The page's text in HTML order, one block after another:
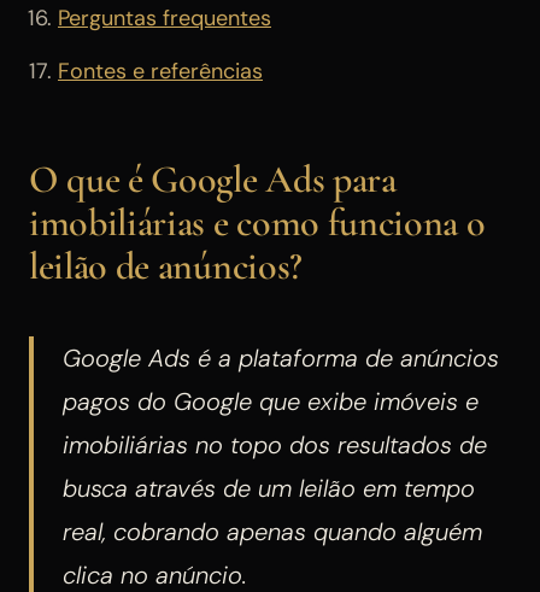
Perguntas frequentes
Fontes e referências
O que é Google Ads para
imobiliárias e como funciona o
leilão de anúncios?
Google Ads é a plataforma de anúncios
pagos do Google que exibe imóveis e
imobiliárias no topo dos resultados de
busca através de um leilão em tempo
real, cobrando apenas quando alguém
clica no anúncio.